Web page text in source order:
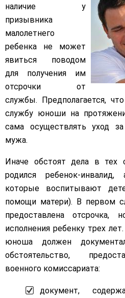
наличие у
призывника
малолетнего
ребенка не может
явиться поводом
для получения им
отсрочки от
службы. Предполагается,
службу юноши на
сама осуществлять уход
мужа.
Иначе обстоят дела в тех
родился ребенок-
которые воспитывают
помощи матери). В первом
предоставлена
исполнения ребенку трех
юноша должен
обстоятельство,
военного комиссариата:
документ,